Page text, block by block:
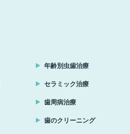
年齢別虫歯治療
セラミック治療
歯周病治療
歯のクリーニング